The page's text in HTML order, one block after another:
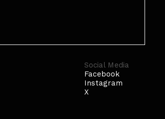
Social Media
Facebook
Instagram
X